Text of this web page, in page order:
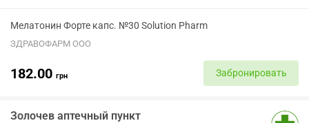
Мелатонин Форте капс. №30 Solution Pharm
ЗДРАВОФАРМ ООО
182.00 грн Забронировать
Золочев аптечный пункт